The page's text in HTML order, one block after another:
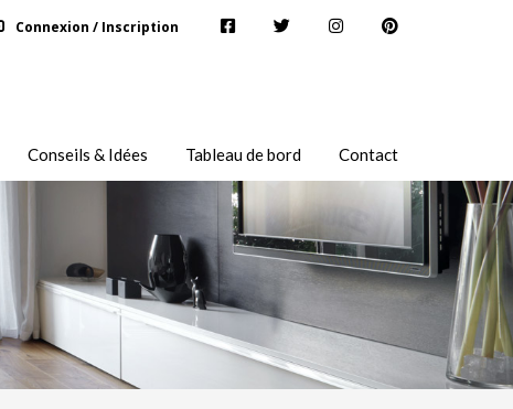
Connexion / Inscription
Conseils & Idées Tableau de bord Contact